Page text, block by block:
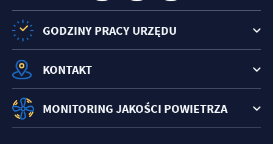
GODZINY PRACY URZĘDU
KONTAKT
MONITORING JAKOŚCI POWIETRZA